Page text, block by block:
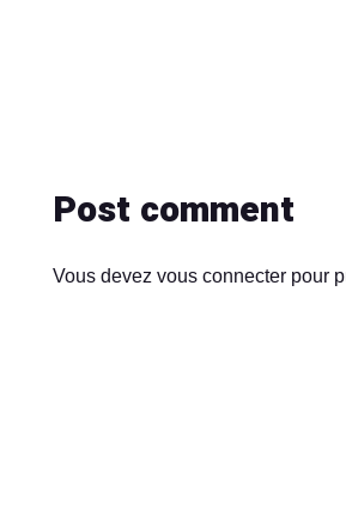
Post comment
Vous devez vous connecter pour